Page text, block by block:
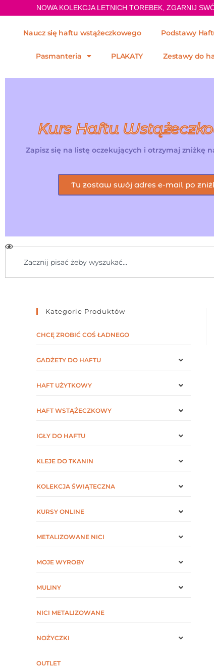
NOWA KOLEKCJA LETNICH TOREBEK, ZGARNIJ
Naucz się haftu wstążeczkowego Podstawy
Pasmanteria PLAKATY Zestawy do
Kurs Haftu
Zapisz się na listę oczekujących i otrzymaj zniżkę
Tu zostaw swój adres e-mail po
Kategorie Produktów
CHCĘ ZROBIĆ COŚ ŁADNEGO
GADŻETY DO HAFTU
HAFT UŻYTKOWY
HAFT WSTĄŻECZKOWY
IGŁY DO HAFTU
KLEJE DO TKANIN
KOLEKCJA ŚWIĄTECZNA
KURSY ONLINE
METALIZOWANE NICI
MOJE WYROBY
MULINY
NICI METALIZOWANE
NOŻYCZKI
OUTLET